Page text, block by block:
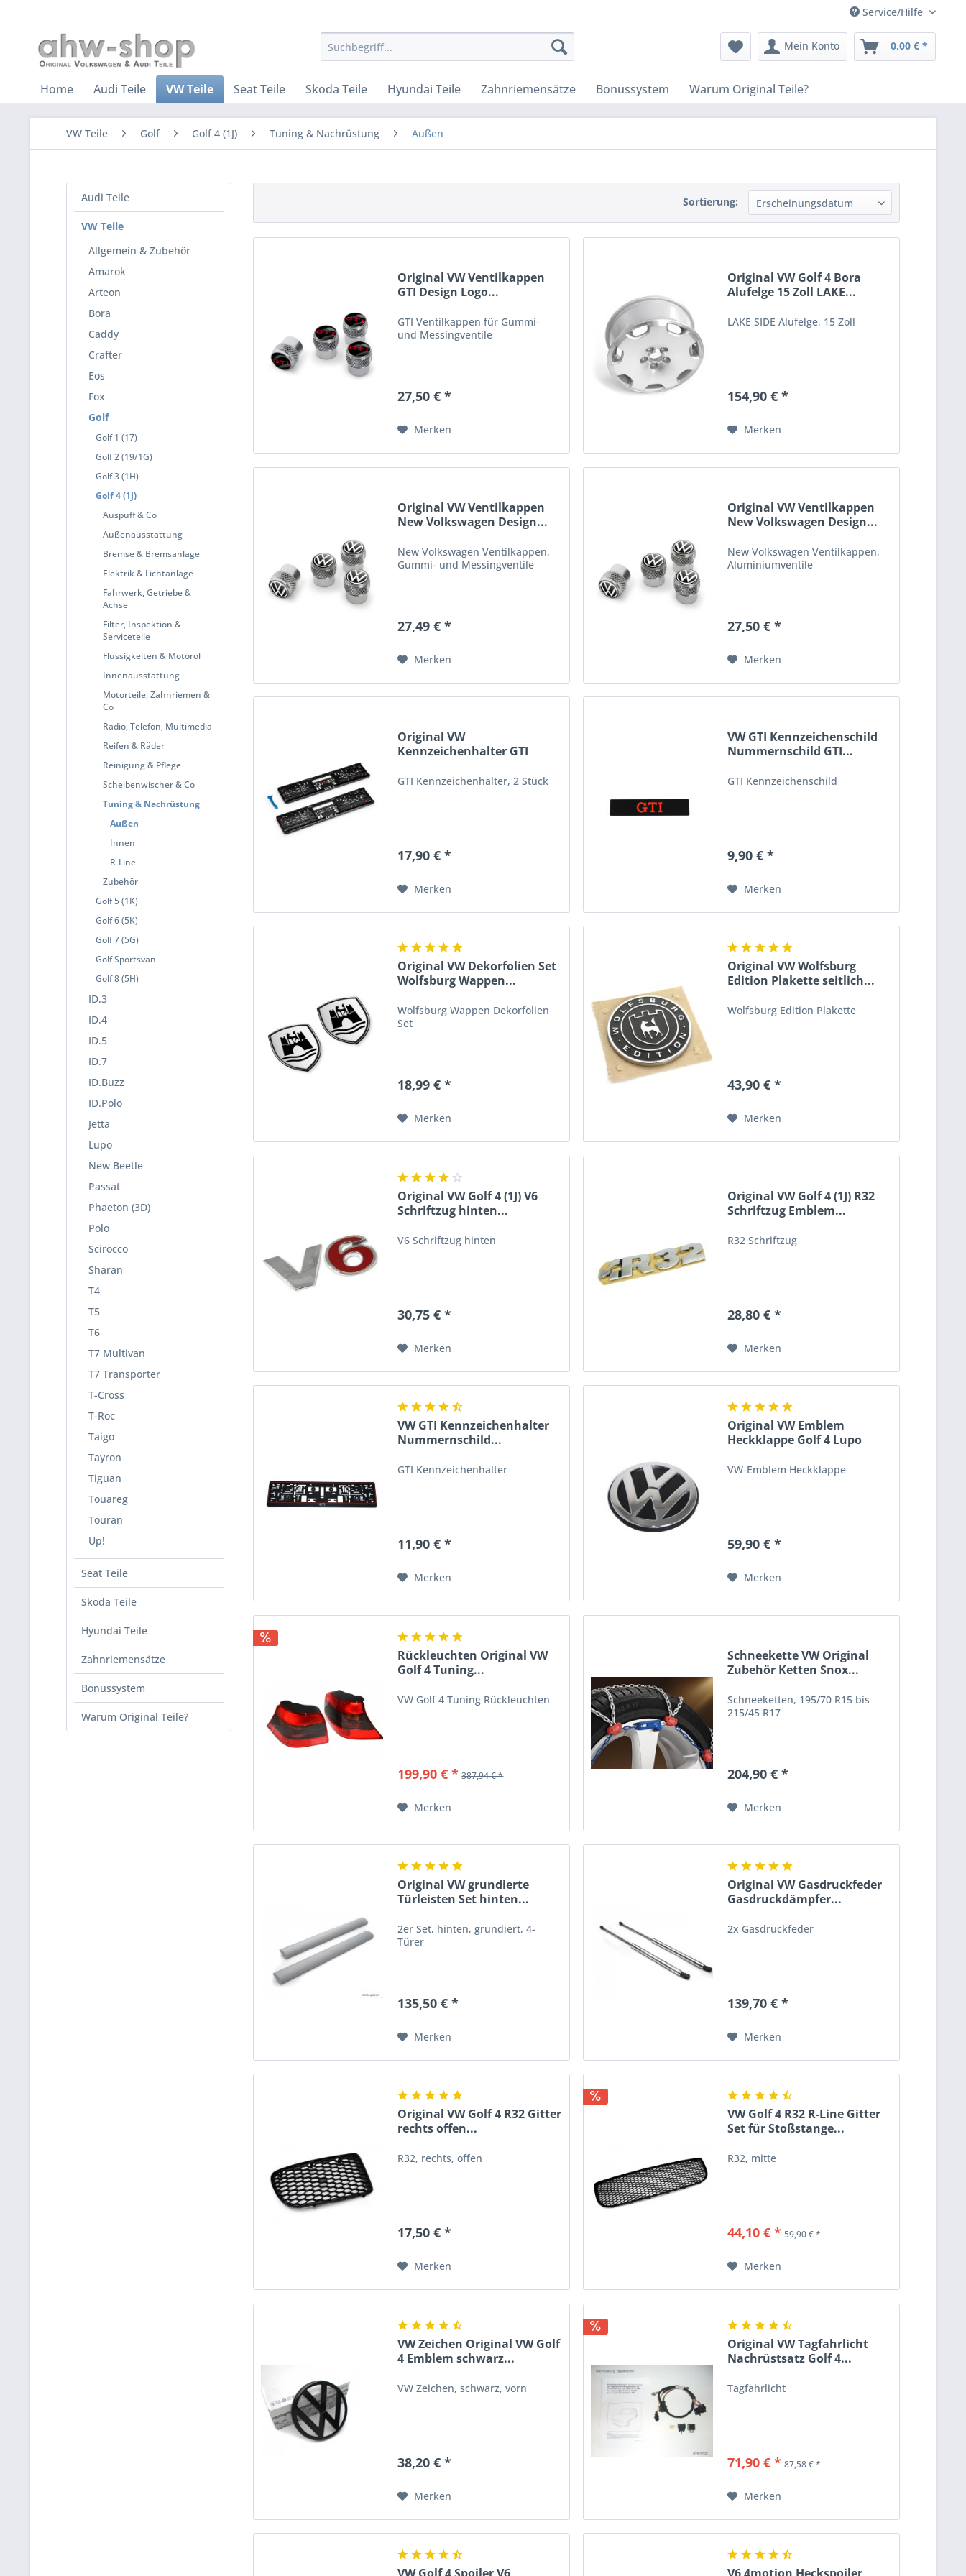
Service/Hilfe
Mein Konto 0,00 € *
Home Audi Teile VW Teile Seat Teile Skoda Teile Hyundai Teile Zahnriemensätze Bonussystem Warum Original Teile?
VW Teile Golf Golf 4 (1J) Tuning & Nachrüstung Außen
Audi Teile
VW Teile
Allgemein & Zubehör
Amarok
Arteon
Bora
Caddy
Crafter
Eos
Fox
Golf
Golf 1 (17)
Golf 2 (19/1G)
Golf 3 (1H)
Golf 4 (1J)
Auspuff & Co
Außenausstattung
Bremse & Bremsanlage
Elektrik & Lichtanlage
Fahrwerk, Getriebe &
Achse
Filter, Inspektion &
Serviceteile
Flüssigkeiten & Motoröl
Innenausstattung
Motorteile, Zahnriemen &
Co
Radio, Telefon, Multimedia
Reifen & Räder
Reinigung & Pflege
Scheibenwischer & Co
Tuning & Nachrüstung
Außen
Innen
R-Line
Zubehör
Golf 5 (1K)
Golf 6 (5K)
Golf 7 (5G)
Golf Sportsvan
Golf 8 (5H)
ID.3
ID.4
ID.5
ID.7
ID.Buzz
ID.Polo
Jetta
Lupo
New Beetle
Passat
Phaeton (3D)
Polo
Scirocco
Sharan
T4
T5
T6
T7 Multivan
T7 Transporter
T-Cross
T-Roc
Taigo
Tayron
Tiguan
Touareg
Touran
Up!
Seat Teile
Skoda Teile
Hyundai Teile
Zahnriemensätze
Bonussystem
Warum Original Teile?
Sortierung:
Original VW Ventilkappen
GTI Design Logo...
GTI Ventilkappen für Gummi-
und Messingventile
27,50 € *
Merken
Original VW Golf 4 Bora
Alufelge 15 Zoll LAKE...
LAKE SIDE Alufelge, 15 Zoll
154,90 € *
Merken
Original VW Ventilkappen
New Volkswagen Design...
New Volkswagen Ventilkappen,
Gummi- und Messingventile
27,49 € *
Merken
Original VW Ventilkappen
New Volkswagen Design...
New Volkswagen Ventilkappen,
Aluminiumventile
27,50 € *
Merken
Original VW
Kennzeichenhalter GTI
GTI Kennzeichenhalter, 2 Stück
17,90 € *
Merken
VW GTI Kennzeichenschild
Nummernschild GTI...
GTI Kennzeichenschild
9,90 € *
Merken
Original VW Dekorfolien Set
Wolfsburg Wappen...
Wolfsburg Wappen Dekorfolien
Set
18,99 € *
Merken
Original VW Wolfsburg
Edition Plakette seitlich...
Wolfsburg Edition Plakette
43,90 € *
Merken
Original VW Golf 4 (1J) V6
Schriftzug hinten...
V6 Schriftzug hinten
30,75 € *
Merken
Original VW Golf 4 (1J) R32
Schriftzug Emblem...
R32 Schriftzug
28,80 € *
Merken
VW GTI Kennzeichenhalter
Nummernschild...
GTI Kennzeichenhalter
11,90 € *
Merken
Original VW Emblem
Heckklappe Golf 4 Lupo
VW-Emblem Heckklappe
59,90 € *
Merken
Rückleuchten Original VW
Golf 4 Tuning...
VW Golf 4 Tuning Rückleuchten
199,90 € * 387,94 € *
Merken
Schneekette VW Original
Zubehör Ketten Snox...
Schneeketten, 195/70 R15 bis
215/45 R17
204,90 € *
Merken
Original VW grundierte
Türleisten Set hinten...
2er Set, hinten, grundiert, 4-
Türer
135,50 € *
Merken
Original VW Gasdruckfeder
Gasdruckdämpfer...
2x Gasdruckfeder
139,70 € *
Merken
Original VW Golf 4 R32 Gitter
rechts offen...
R32, rechts, offen
17,50 € *
Merken
VW Golf 4 R32 R-Line Gitter
Set für Stoßstange...
R32, mitte
44,10 € * 59,90 € *
Merken
VW Zeichen Original VW Golf
4 Emblem schwarz...
VW Zeichen, schwarz, vorn
38,20 € *
Merken
Original VW Tagfahrlicht
Nachrüstsatz Golf 4...
Tagfahrlicht
71,90 € * 87,58 € *
Merken